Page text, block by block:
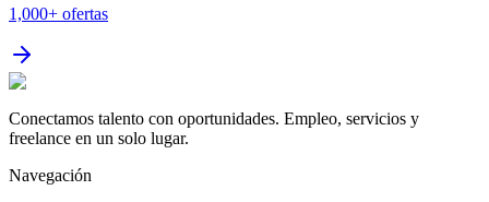
1,000+ ofertas
Conectamos talento con oportunidades. Empleo, servicios y
freelance en un solo lugar.
Navegación